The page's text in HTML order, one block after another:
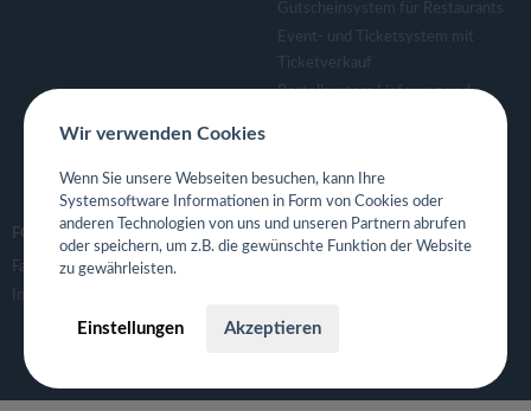
Gutscheinsystem für Restaurants
Event- und Ticketsystem mit
Ticketverkauf
Bestellsystem Lieferung und
Eigene App für Restaurant
FOLGE UNS
Facebook
Instagram
Wir verwenden Cookies
Wenn Sie unsere Webseiten besuchen, kann Ihre
Systemsoftware Informationen in Form von Cookies oder
anderen Technologien von uns und unseren Partnern abrufen
oder speichern, um z.B. die gewünschte Funktion der Website
zu gewährleisten.
Einstellungen Akzeptieren